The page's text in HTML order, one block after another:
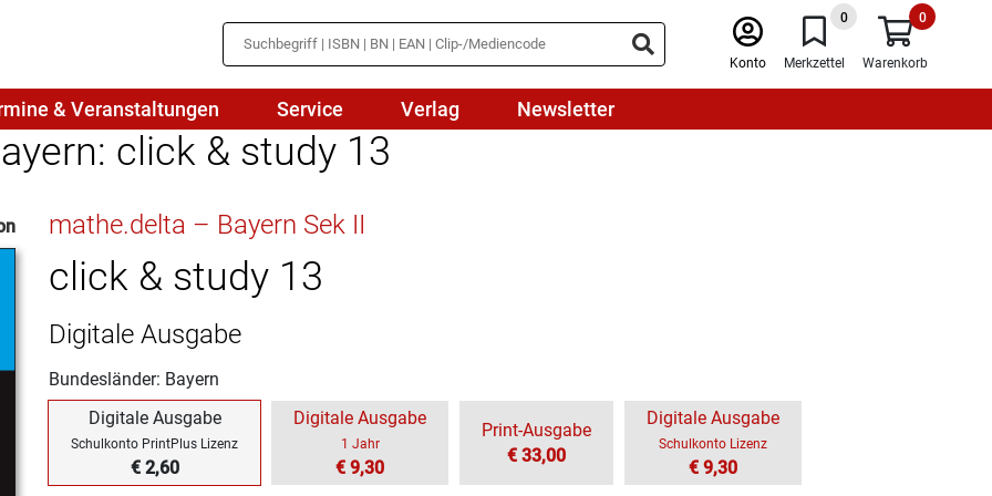
Konto
0
Merkzettel
0
Warenkorb
Medienbildung
Naturwissenschaften/NuT
Physik
Politik
Religion
Spanisch
& Veranstaltungen Service Verlag Newsletter
click & study 13
mathe.delta – Bayern Sek II
click & study 13
Digitale Ausgabe
Bundesländer: Bayern
Digitale Ausgabe
Schulkonto PrintPlus Lizenz
€ 2,60
Digitale Ausgabe
1 Jahr
€ 9,30
Print-Ausgabe
€ 33,00
Digitale Ausgabe
Schulkonto Lizenz
€ 9,30